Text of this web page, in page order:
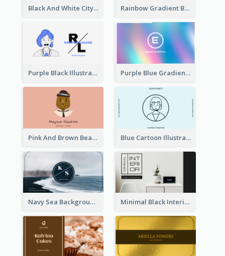
Black And White City Photo Business Card Rainbow Gradient Background Business Card
Purple Black Illustration Portrait Business Card Purple Blue Gradient Background Business Card
Pink And Brown Bear Illustration Business Card Blue Cartoon Illustration Portrait Business Card
Navy Sea Background Photographer Business Card Minimal Black Interior Design Business Card